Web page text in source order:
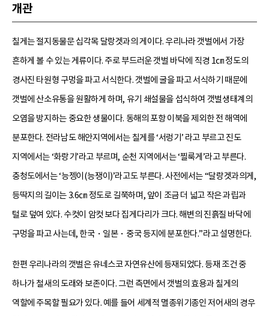
개관
칠게는 절지동물문 십각목 달랑겟과의 게이다. 우리나라 갯벌에서 가장
흔하게 볼 수 있는 게류이다. 주로 부드러운 갯벌 바닥에 직경 1㎝ 정도의
경사진 타원형 구멍을 파고 서식한다. 갯벌에 굴을 파고 서식하기 때문에
갯벌에 산소유통을 원활하게 하며, 유기 쇄설물을 섭식하여 갯벌생태계의
오염을 방지하는 중요한 생물이다. 동해의 포항 이북을 제외한 전 해역에
분포한다. 전라남도 해안지역에서는 칠게를 ‘서렁기’ 라고 부르고 진도
지역에서는 ‘화랑기’라고 부르며, 순천 지역에서는 ‘찔룩게’라고 부른다.
충청도에서는 ‘능젱이(능쟁이)’라고도 부른다. 사전에서는 “달랑겟과의게,
등딱지의 길이는 3.6㎝ 정도로 길쭉하며, 앞이 조금 더 넓고 작은 과립과
털로 덮여 있다. 수컷이 암컷 보다 집게다리가 크다. 해변의 진흙질 바닥에
구멍을 파고 사는데, 한국・일본・중국 등지에 분포한다.”라고 설명한다.
한편 우리나라의 갯벌은 유네스코 자연유산에 등재되었다. 등재 조건 중
하나가 철새의 도래와 보존이다. 그런 측면에서 갯벌의 효용과 칠게의
역할에 주목할 필요가 있다. 예를 들어 세계적 멸종위기종인 저어새의 경우